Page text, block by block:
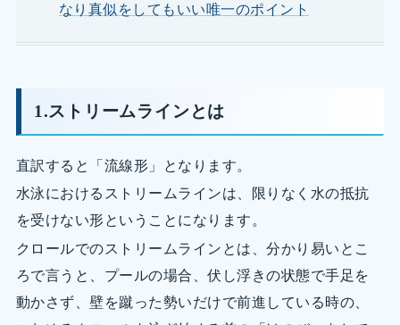
なり真似をしてもいい唯一のポイント
1.ストリームラインとは
直訳すると「流線形」となります。
水泳におけるストリームラインは、限りなく水の抵抗
を受けない形ということになります。
クロールでのストリームラインとは、分かり易いとこ
ろで言うと、プールの場合、伏し浮きの状態で手足を
動かさず、壁を蹴った勢いだけで前進している時の、